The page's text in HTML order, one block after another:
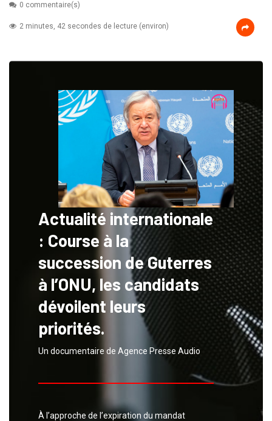
0 commentaire(s)
2 minutes, 42 secondes de lecture (environ)
Actualité internationale
: Course à la
succession de Guterres
à l’ONU, les candidats
dévoilent leurs
priorités.
Un documentaire de Agence Presse Audio
À l’approche de l’expiration du mandat